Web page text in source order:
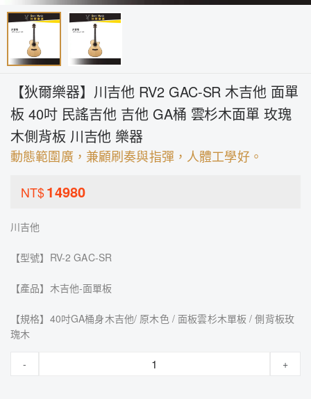
【狄爾樂器】川吉他 RV2 GAC-SR 木吉他 面單
板 40吋 民謠吉他 吉他 GA桶 雲杉木面單 玫瑰
木側背板 川吉他 樂器
動態範圍廣，兼顧刷奏與指彈，人體工學好。
NT$14980
川吉他
【型號】RV-2 GAC-SR
【產品】木吉他-面單板
【規格】40吋GA桶身木吉他/ 原木色 / 面板雲杉木單板 / 側背板玫
瑰木
- +